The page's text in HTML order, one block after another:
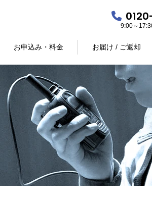
9:00～
お申込み・料金 お届け / ご返却